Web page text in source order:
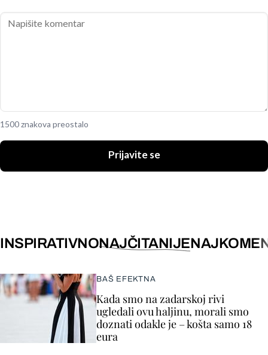
1500 znakova preostalo
Prijavite se
INSPIRATIVNONAJČITANIJE
BAŠ EFEKTNA
Kada smo na zadarskoj rivi
ugledali ovu haljinu, morali smo
doznati odakle je – košta samo 18
eura